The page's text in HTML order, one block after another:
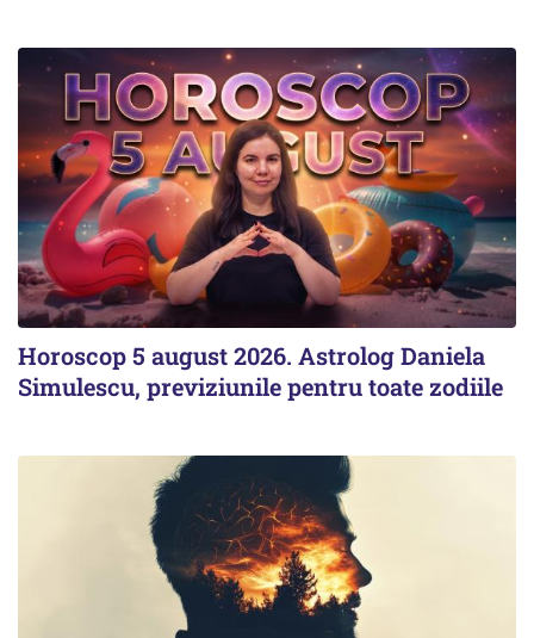
Horoscop 5 august 2026. Astrolog Daniela
Simulescu, previziunile pentru toate zodiile